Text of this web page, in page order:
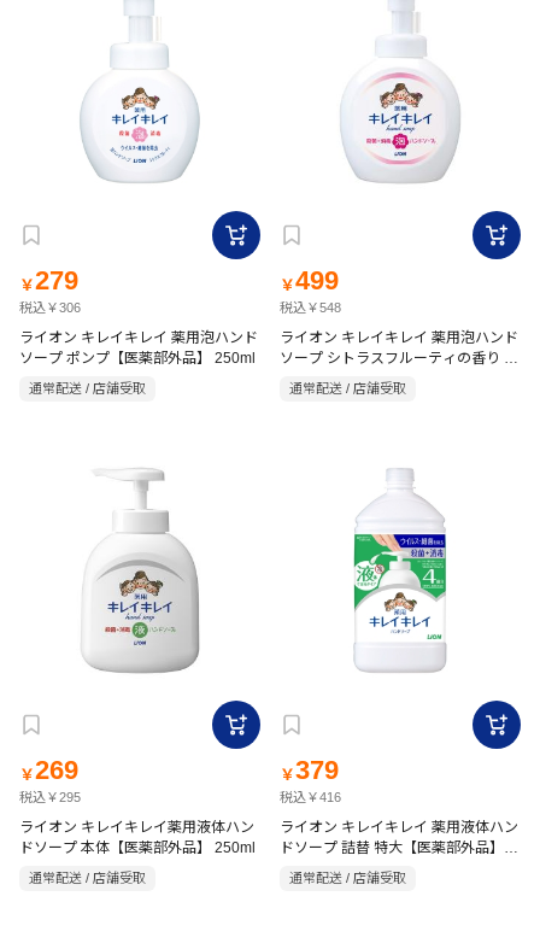
￥279
税込￥306
ライオン キレイキレイ 薬用泡ハンド
ソープ ポンプ【医薬部外品】 250ml
通常配送 / 店舗受取
￥499
税込￥548
ライオン キレイキレイ 薬用泡ハンド
ソープ シトラスフルーティの香り 本
体 大型【医薬部外品】 500ml
通常配送 / 店舗受取
￥269
税込￥295
ライオン キレイキレイ薬用液体ハン
ドソープ 本体【医薬部外品】 250ml
通常配送 / 店舗受取
￥379
税込￥416
ライオン キレイキレイ 薬用液体ハン
ドソープ 詰替 特大【医薬部外品】
通常配送 / 店舗受取